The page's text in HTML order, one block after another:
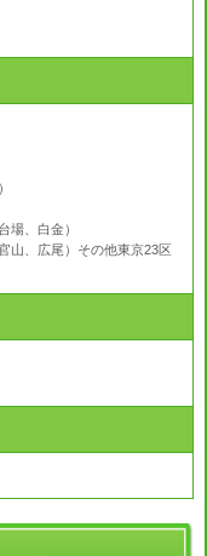
場、白金）
山、広尾）その他東京23区